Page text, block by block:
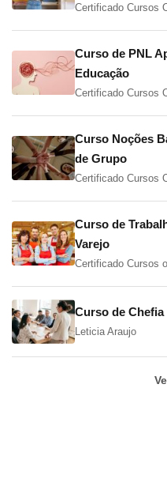
Certificado Cursos
Curso de PNL
Educação
Certificado Cursos
Curso Noções
de Grupo
Certificado Cursos
Curso de
Varejo
Certificado Cursos
Curso de Chefia
Leticia Araujo